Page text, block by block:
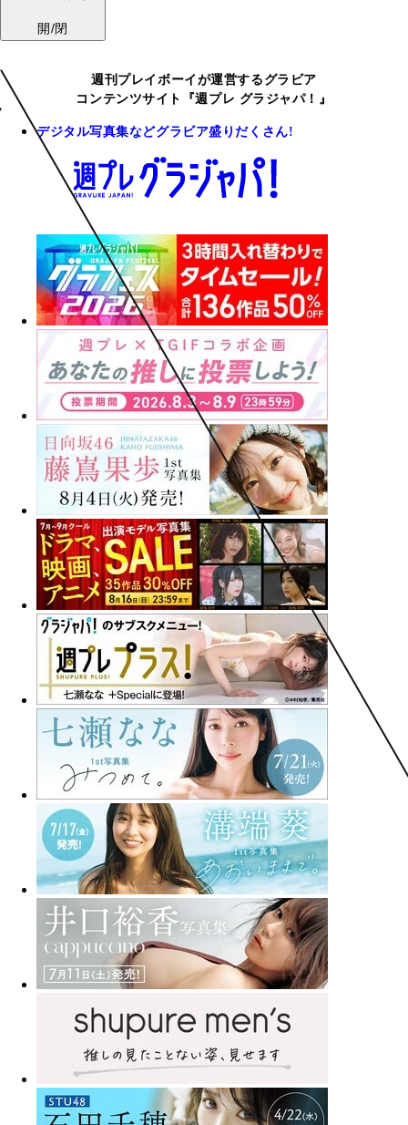
開/閉
週刊プレイボーイが運営するグラビア
コンテンツサイト『週プレ グラジャパ！』
デジタル写真集などグラビア盛りだくさん!